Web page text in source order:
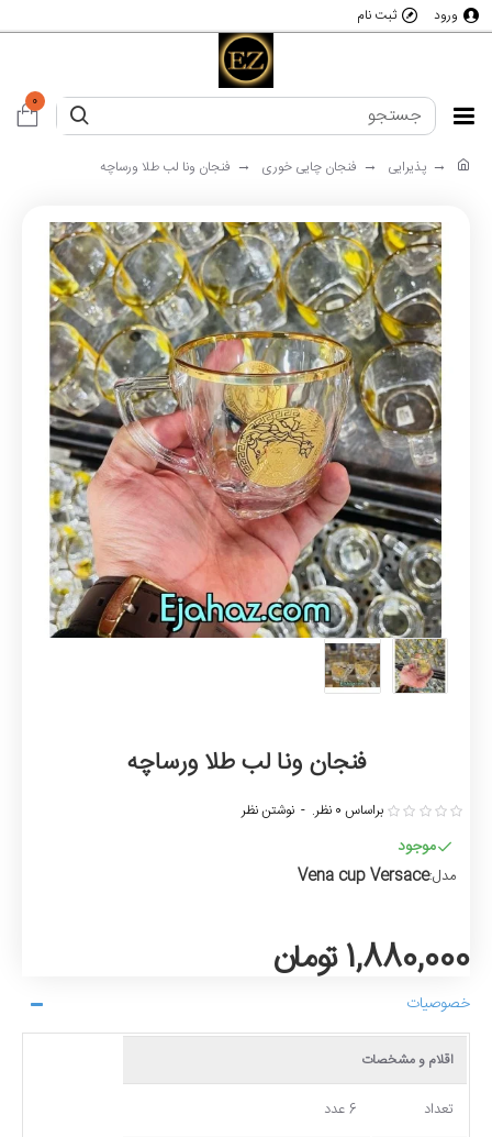
ورود ثبت نام
0
پذیرایی فنجان چایی خوری فنجان ونا لب طلا ورساچه
فنجان ونا لب طلا ورساچه
موجود
مدل:Vena cup Versace
براساس 0 نظر. - نوشتن نظر
1,880,000 تومان
خصوصیات
اقلام و مشخصات
تعداد 6 عدد